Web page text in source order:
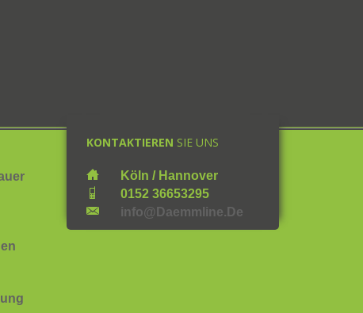
KONTAKTIEREN SIE UNS
Köln / Hannover
___0152 36653295
Info@daemmline.de